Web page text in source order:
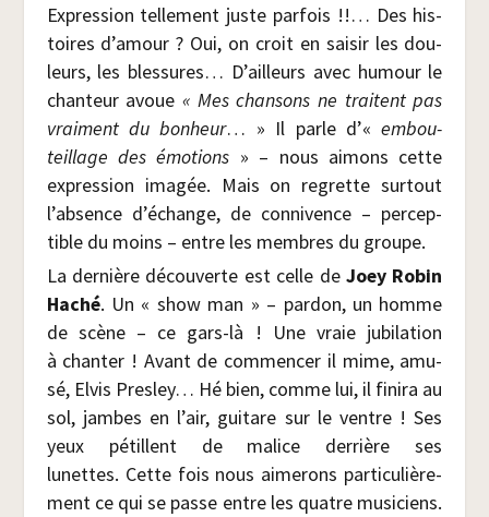
Expres­sion tel­le­ment juste par­fois !!… Des his­
toires d’amour ? Oui, on croit en sai­sir les dou­
leurs, les bles­sures… D’ailleurs avec humour le
chan­teur avoue « Mes chan­sons ne traitent pas
vrai­ment du bon­heur… » Il parle d’«embou­
teillage des émo­tions » – nous aimons cette
expres­sion ima­gée. Mais on regrette sur­tout
l’absence d’échange, de conni­vence – per­cep­
tible du moins – entre les membres du groupe.
La der­nière décou­verte est celle deJoey Robin
Haché. Un « show man » – par­don, un homme
de scène – ce gars-là ! Une vraie jubi­la­tion
à chan­ter ! Avant de com­men­cer il mime, amu­
sé, Elvis Pres­ley… Hé bien, comme lui, il fini­ra au
sol, jambes en l’air, gui­tare sur le ventre ! Ses
yeux pétillent de malice der­rière ses
lunettes. Cette fois nous aime­rons par­ti­cu­liè­re­
ment ce qui se passe entre les quatre musi­ciens.